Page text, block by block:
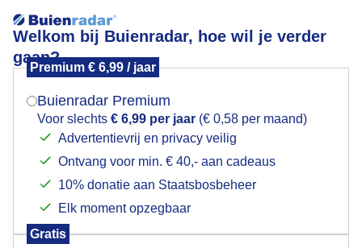
Welkom bij Buienradar, hoe wil je verder
gaan?
Premium € 6,99 / jaar
Buienradar Premium
Voor slechts € 6,99 per jaar (€ 0,58 per maand)
Advertentievrij en privacy veilig
Ontvang voor min. € 40,- aan cadeaus
10% donatie aan Staatsbosbeheer
Elk moment opzegbaar
Gratis
Heerlijk weer aan de kust
Mogen we je locatie gebruiken voor het
Indien je hier nog geen akkoord op hebt gegeven,
verschijnt er zo een pop-up uit je browser waarin
Is goed, toon de popup